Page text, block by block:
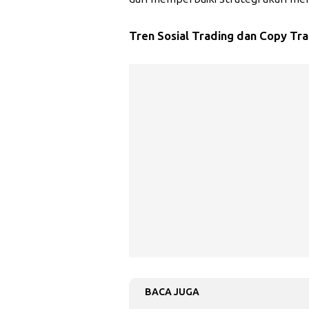
Tren Sosial Trading dan Copy
BACA JUGA